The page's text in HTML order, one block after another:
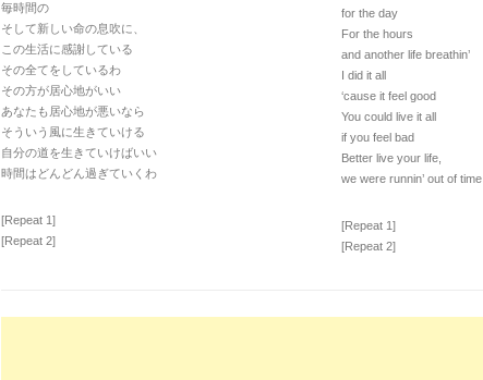
毎時間の
そして新しい命の息吹に、
この生活に感謝している
その全てをしているわ
その方が居心地がいい
あなたも居心地が悪いなら
そういう風に生きていける
自分の道を生きていけばいい
時間はどんどん過ぎていくわ
[Repeat 1]
[Repeat 2]
for the day
For the hours
and another life breathin’
I did it all
‘cause it feel good
You could live it all
if you feel bad
Better live your life,
we were runnin’ out of time
[Repeat 1]
[Repeat 2]